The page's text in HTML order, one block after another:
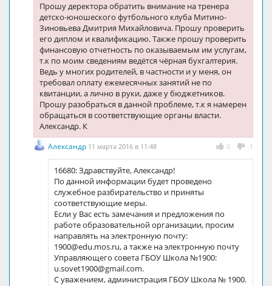
Прошу деректора обратить внимание на тренера
детско-юношеского футбольного клуба Митино-
Зиновьева Дмитрия Михайловича. Прошу проверить
его диплом и квалификацию. Также прошу проверить
финансовую отчетность по оказываемым им услугам,
т.к по моим сведениям ведётся чёрная бухгалтерия.
Ведь у многих родителей, в частности и у меня, он
требовал оплату ежемесячных занятий не по
квитанции, а лично в руки, даже у бюджетников.
Прошу разобраться в данной проблеме, т.к я намерен
обращаться в соответствующие органы власти.
Александр. К
0 -1
Александр 11 марта 2016 в 11:48
16680: Здравствуйте, Александр!
По данной информации будет проведено
служебное разбирательство и приняты
соответствующие меры.
Если у Вас есть замечания и предложения по
работе образовательной организации, просим
направлять на электронную почту:
1900@edu.mos.ru, а также на электронную почту
Управляющего совета ГБОУ Школа №1900:
u.sovet1900@gmail.com.
С уважением, администрация ГБОУ Школа № 1900.